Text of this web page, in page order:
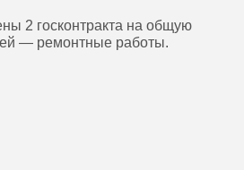
2 госконтракта на общую
— ремонтные работы.